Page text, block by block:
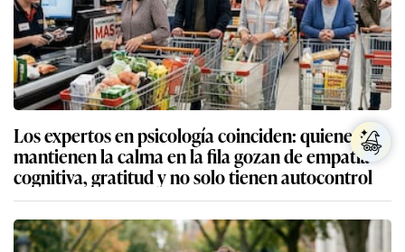
Los expertos en psicología coinciden: quienes
mantienen la calma en la fila gozan de empatía
cognitiva, gratitud y no solo tienen autocontrol